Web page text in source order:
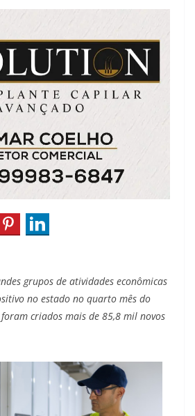
grupos de atividades econômicas
no estado no quarto mês do
criados mais de 85,8 mil novos